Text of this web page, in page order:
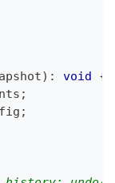
) : void
{
;
;